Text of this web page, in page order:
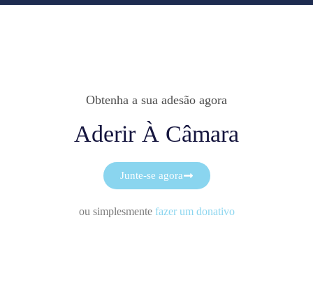
Obtenha a sua adesão agora
Aderir À Câmara
Junte-se agora
ou simplesmente fazer um donativo